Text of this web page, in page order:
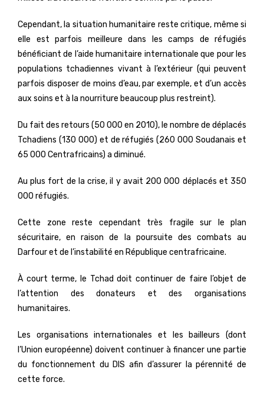
Cependant, la situation humanitaire reste critique, même si
elle est parfois meilleure dans les camps de réfugiés
bénéficiant de l’aide humanitaire internationale que pour les
populations tchadiennes vivant à l’extérieur (qui peuvent
parfois disposer de moins d’eau, par exemple, et d’un accès
aux soins et à la nourriture beaucoup plus restreint).
Du fait des retours (50 000 en 2010), le nombre de déplacés
Tchadiens (130 000) et de réfugiés (260 000 Soudanais et
65 000 Centrafricains) a diminué.
Au plus fort de la crise, il y avait 200 000 déplacés et 350
000 réfugiés.
Cette zone reste cependant très fragile sur le plan
sécuritaire, en raison de la poursuite des combats au
Darfour et de l’instabilité en République centrafricaine.
À court terme, le Tchad doit continuer de faire l’objet de
l’attention des donateurs et des organisations
humanitaires.
Les organisations internationales et les bailleurs (dont
l’Union européenne) doivent continuer à financer une partie
du fonctionnement du DIS afin d’assurer la pérennité de
cette force.